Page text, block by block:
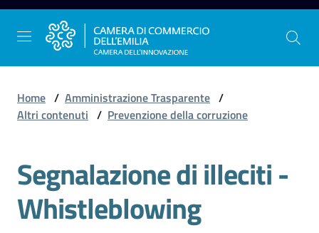
Vai al contenuto
Vai alla navigazione
Vai al footer
Camera
dell'Emilia
Home / Amministrazione Trasparente /
Altri contenuti / Prevenzione della corruzione
Segnalazione di illeciti -
Whistleblowing